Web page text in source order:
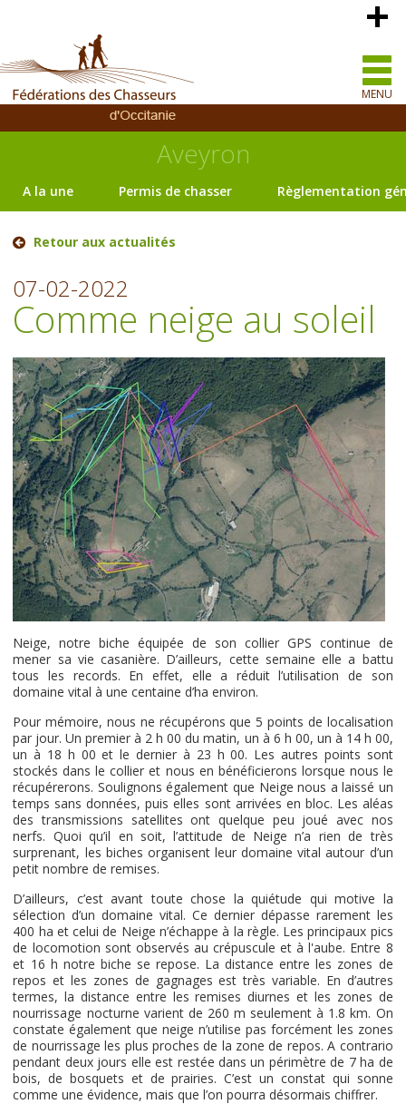
MENU
Aveyron
A la une Permis de chasser Règlementation
Retour aux actualités
07-02-2022
Comme neige au soleil
Neige, notre biche équipée de son collier GPS continue de
mener sa vie casanière. D’ailleurs, cette semaine elle a battu
tous les records. En effet, elle a réduit l’utilisation de son
domaine vital à une centaine d’ha environ.
Pour mémoire, nous ne récupérons que 5 points de localisation
par jour. Un premier à 2 h 00 du matin, un à 6 h 00, un à 14 h 00,
un à 18 h 00 et le dernier à 23 h 00. Les autres points sont
stockés dans le collier et nous en bénéficierons lorsque nous le
récupérerons. Soulignons également que Neige nous a laissé un
temps sans données, puis elles sont arrivées en bloc. Les aléas
des transmissions satellites ont quelque peu joué avec nos
nerfs. Quoi qu’il en soit, l’attitude de Neige n’a rien de très
surprenant, les biches organisent leur domaine vital autour d’un
petit nombre de remises.
D’ailleurs, c’est avant toute chose la quiétude qui motive la
sélection d’un domaine vital. Ce dernier dépasse rarement les
400 ha et celui de Neige n’échappe à la règle. Les principaux pics
de locomotion sont observés au crépuscule et à l'aube. Entre 8
et 16 h notre biche se repose. La distance entre les zones de
repos et les zones de gagnages est très variable. En d’autres
termes, la distance entre les remises diurnes et les zones de
nourrissage nocturne varient de 260 m seulement à 1.8 km. On
constate également que neige n’utilise pas forcément les zones
de nourrissage les plus proches de la zone de repos. A contrario
pendant deux jours elle est restée dans un périmètre de 7 ha de
bois, de bosquets et de prairies. C’est un constat qui sonne
comme une évidence, mais que l’on pourra désormais chiffrer.